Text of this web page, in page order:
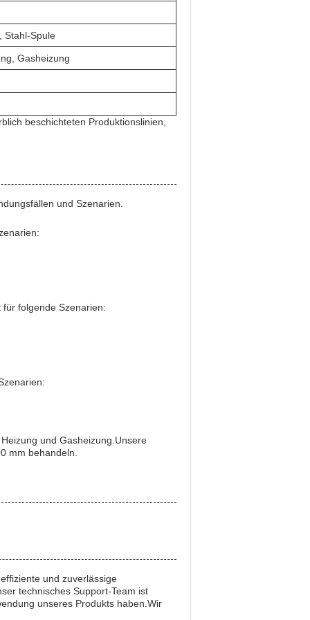
Stahl-Spule
Gasheizung
beschichteten Produktionslinien,
und Szenarien.
folgende Szenarien:
und Gasheizung.Unsere
mm behandeln.
und zuverlässige
technisches Support-Team ist
unseres Produkts haben.Wir